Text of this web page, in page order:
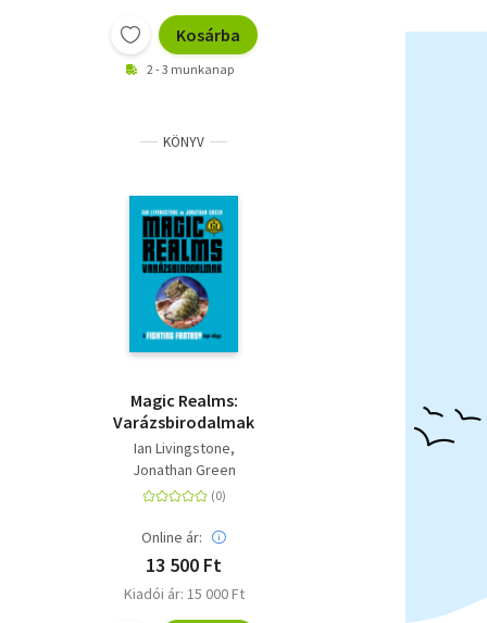
Kosárba
2 - 3 munkanap
KÖNYV
Magic Realms:
Varázsbirodalmak
Ian Livingstone
Jonathan Green
Online ár:
13 500 Ft
Kiadói ár: 15 000 Ft